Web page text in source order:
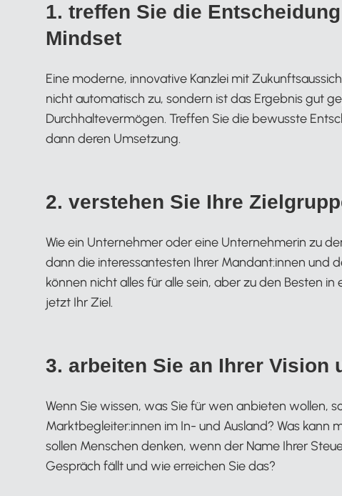
1. treffen Sie die
Mindset
Eine moderne, innovative Kanzlei mit
nicht automatisch zu, sondern ist das Ergebnis gut
Durchhaltevermögen. Treffen Sie die bewusste
dann deren Umsetzung.
2. verstehen Sie Ihre
Wie ein Unternehmer oder eine Unternehmerin zu
dann die interessantesten Ihrer Mandant:innen und
können nicht alles für alle sein, aber zu den Besten
jetzt Ihr Ziel.
3. arbeiten Sie an Ihrer Vision
Wenn Sie wissen, was Sie für wen anbieten wollen,
Marktbegleiter:innen im In- und Ausland? Was kann
sollen Menschen denken, wenn der Name Ihrer
Gespräch fällt und wie erreichen Sie das?